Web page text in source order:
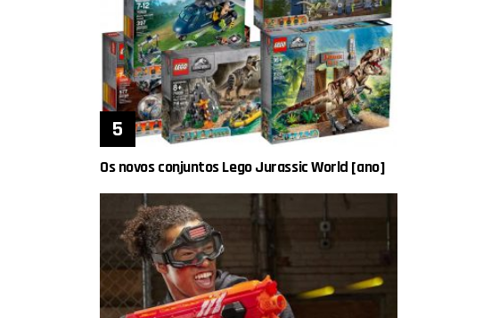
Os novos conjuntos Lego Jurassic World [ano]